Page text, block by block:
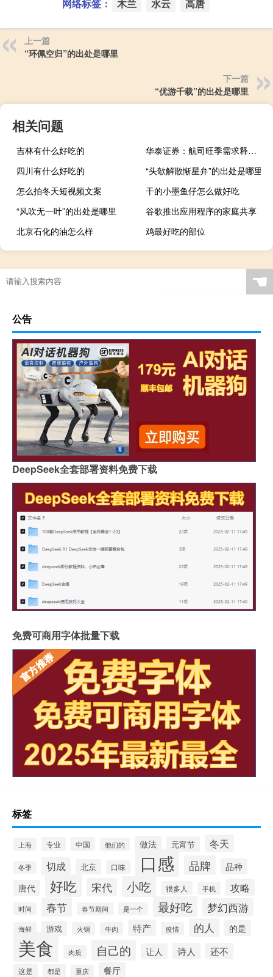
网络标签： 木兰 水云 高唐
上一篇
“环佩空归”的出处是哪里
下一篇
“优游千载”的出处是哪里
相关问题
吉林有什么好吃的
华泰证券：航司旺季需求释放 第三季度盈利突破可期
四川有什么好吃的
“头欹解散惭星弁”的出处是哪里
怎么拍冬天短视频文案
干的小墨鱼仔怎么做好吃
“风吹无一叶”的出处是哪里
谷歌推出应用程序的家庭共享
北京石化的油怎么样
鸡最好吃的部位
☚
公告
DeepSeek全套部署资料免费下载
免费可商用字体批量下载
标签
上海 专业 中国 他们的 做法 元宵节 冬天
冬季 切成 北京 口味 口感 品牌
品种
唐代
好吃 宋代 小吃 很多人 手机 攻略
时间 春节 春节期间 是一个 最好吃 梦幻西游
海鲜 游戏 火锅 牛肉 特产 疫情 的人 的是
美食 肉质 自己的 让人 诗人 还不
这是 都是 重庆 餐厅